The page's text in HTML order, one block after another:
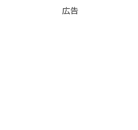
広告